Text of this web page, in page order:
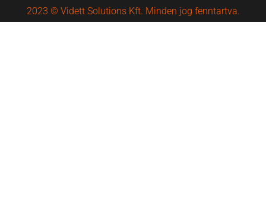
2023 © Vidett Solutions Kft. Minden jog fenntartva.